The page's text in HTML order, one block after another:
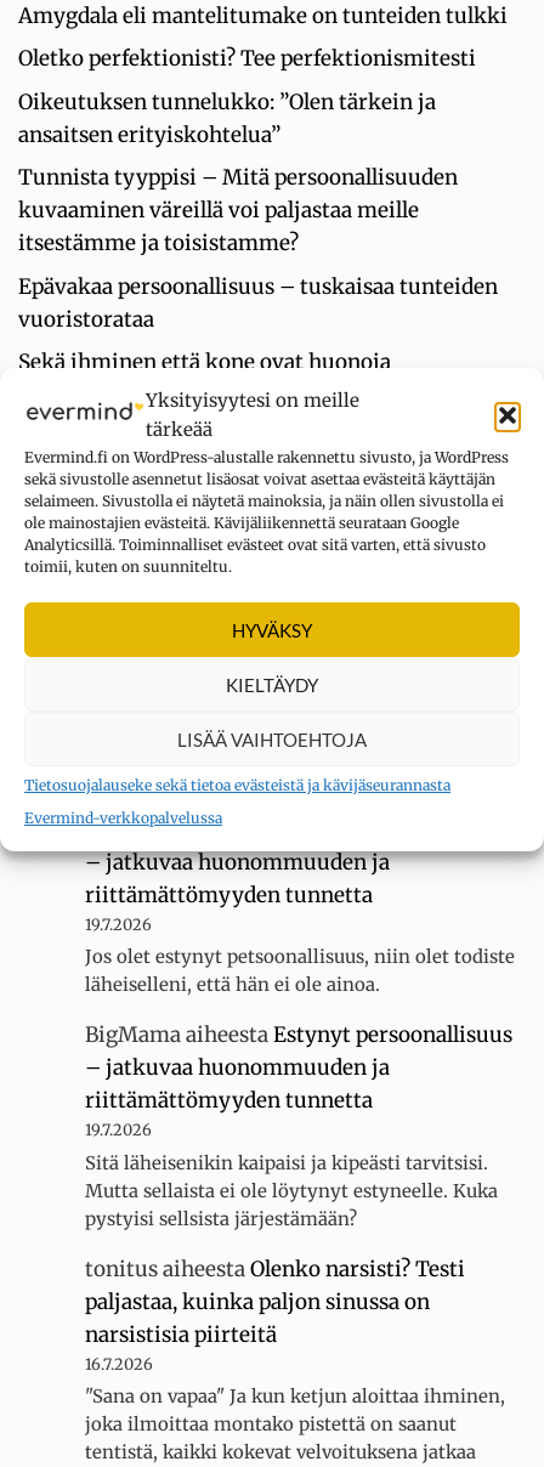
Yksityisyytesi on meille
tärkeää
Evermind.fi on WordPress-alustalle rakennettu sivusto, ja WordPress
sekä sivustolle asennetut lisäosat voivat asettaa evästeitä käyttäjän
selaimeen. Sivustolla ei näytetä mainoksia, ja näin ollen sivustolla ei
ole mainostajien evästeitä. Kävijäliikennettä seurataan Google
Analyticsillä. Toiminnalliset evästeet ovat sitä varten, että sivusto
toimii, kuten on suunniteltu.
HYVÄKSY
KIELTÄYDY
LISÄÄ VAIHTOEHTOJA
Tietosuojalauseke sekä tietoa evästeistä ja kävijäseurannasta
Evermind-verkkopalvelussa
Amygdala eli mantelitumake on tunteiden tulkki
Oletko perfektionisti? Tee perfektionismitesti
Oikeutuksen tunnelukko: ”Olen tärkein ja
ansaitsen erityiskohtelua”
Tunnista tyyppisi – Mitä persoonallisuuden
kuvaaminen väreillä voi paljastaa meille
itsestämme ja toisistamme?
Epävakaa persoonallisuus – tuskaisaa tunteiden
vuoristorataa
Sekä ihminen että kone ovat huonoja
tulkitsemaan tunteita pelkästään kasvojen
ilmeiden perusteella
UUSIMMAT KOMMENTIT
Kysymys merkkiaiheestaOletko
erityisherkkä? Tee testi
3.8.2026
Sain 22 pistettä KYLLÄ... tuntuu siltä, ettei
luokallamme on 20 oppilasta mutta silti minua
kiusataan…
BigMamaaiheesta
– jatkuvaa huonommuuden ja
riittämättömyyden tunnetta
19.7.2026
Jos olet estynyt petsoonallisuus, niin olet todiste
läheiselleni, että hän ei ole ainoa.
BigMamaaiheestaEstynyt persoonallisuus
– jatkuvaa huonommuuden ja
riittämättömyyden tunnetta
19.7.2026
Sitä läheisenikin kaipaisi ja kipeästi tarvitsisi.
Mutta sellaista ei ole löytynyt estyneelle. Kuka
pystyisi sellsista järjestämään?
tonitusaiheestaOlenko narsisti? Testi
paljastaa, kuinka paljon sinussa on
narsistisia piirteitä
16.7.2026
"Sana on vapaa" Ja kun ketjun aloittaa ihminen,
joka ilmoittaa montako pistettä on saanut
tentistä, kaikki kokevat velvoituksena jatkaa